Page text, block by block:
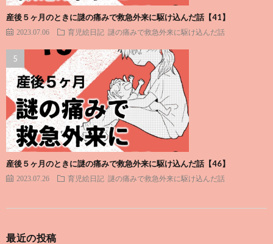
産後５ヶ月のときに謎の痛みで救急外来に駆け込んだ話【41】
2023.07.06 育児絵日記 謎の痛みで救急外来に駆け込んだ話
産後５ヶ月のときに謎の痛みで救急外来に駆け込んだ話【46】
2023.07.26 育児絵日記 謎の痛みで救急外来に駆け込んだ話
最近の投稿